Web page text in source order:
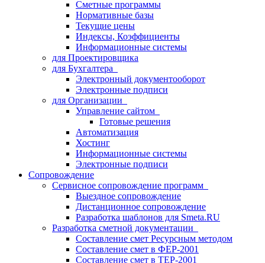
Сметные программы
Нормативные базы
Текущие цены
Индексы, Коэффициенты
Информационные системы
для Проектировщика
для Бухгалтера
Электронный документооборот
Электронные подписи
для Организации
Управление сайтом
Готовые решения
Автоматизация
Хостинг
Информационные системы
Электронные подписи
Сопровождение
Сервисное сопровождение программ
Выездное сопровождение
Дистанционное сопровождение
Разработка шаблонов для Smeta.RU
Разработка сметной документации
Составление смет Ресурсным методом
Составление смет в ФЕР-2001
Составление смет в ТЕР-2001